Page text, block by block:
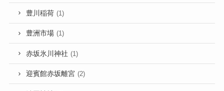
豊川稲荷 (1)
豊洲市場 (1)
赤坂氷川神社 (1)
迎賓館赤坂離宮 (2)